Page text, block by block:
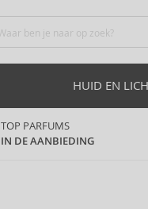
HUID EN
TOP PARFUMS
IN DE AANBIEDING